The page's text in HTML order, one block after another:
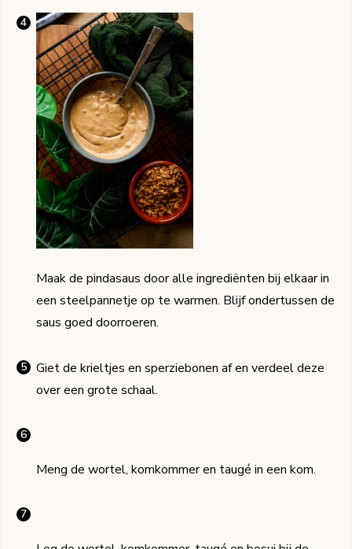
Maak de pindasaus door alle ingrediënten bij elkaar in
een steelpannetje op te warmen. Blijf ondertussen de
saus goed doorroeren.
Giet de krieltjes en sperziebonen af en verdeel deze
over een grote schaal.
Meng de wortel, komkommer en taugé in een kom.